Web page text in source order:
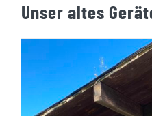
Unser altes